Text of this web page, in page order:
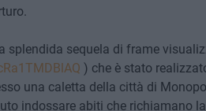
splendida sequela di frame
) che è stato
una caletta della città di
indossare abiti che richiamano